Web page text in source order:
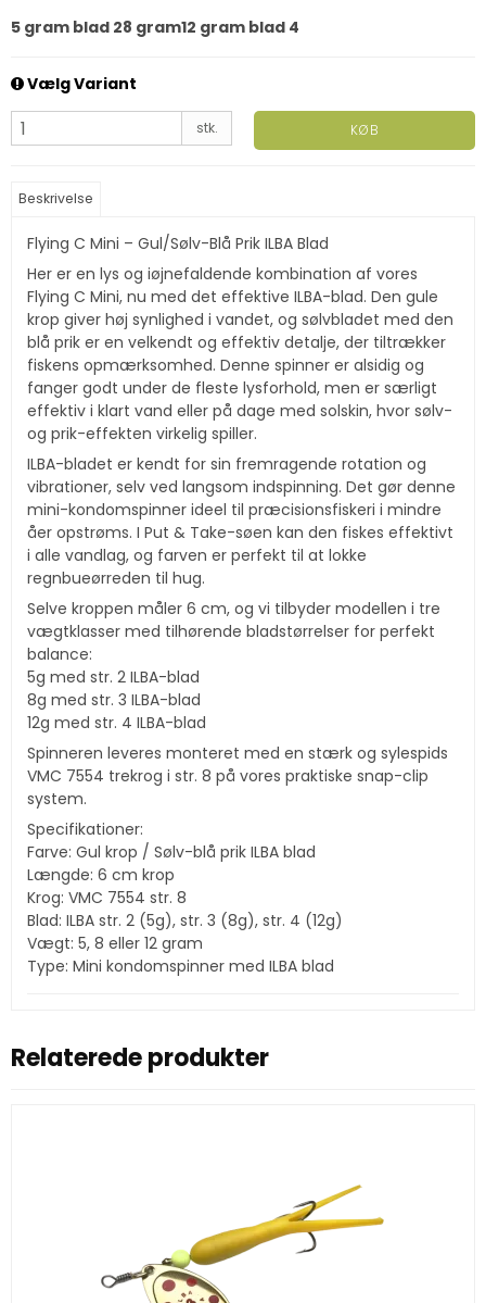
5 gram blad 28 gram12 gram blad 4
Vælg Variant
stk. KØB
Beskrivelse
Flying C Mini – Gul/Sølv-Blå Prik ILBA Blad
Her er en lys og iøjnefaldende kombination af vores
Flying C Mini, nu med det effektive ILBA-blad. Den gule
krop giver høj synlighed i vandet, og sølvbladet med den
blå prik er en velkendt og effektiv detalje, der tiltrækker
fiskens opmærksomhed. Denne spinner er alsidig og
fanger godt under de fleste lysforhold, men er særligt
effektiv i klart vand eller på dage med solskin, hvor sølv-
og prik-effekten virkelig spiller.
ILBA-bladet er kendt for sin fremragende rotation og
vibrationer, selv ved langsom indspinning. Det gør denne
mini-kondomspinner ideel til præcisionsfiskeri i mindre
åer opstrøms. I Put & Take-søen kan den fiskes effektivt
i alle vandlag, og farven er perfekt til at lokke
regnbueørreden til hug.
Selve kroppen måler 6 cm, og vi tilbyder modellen i tre
vægtklasser med tilhørende bladstørrelser for perfekt
balance:
5g med str. 2 ILBA-blad
8g med str. 3 ILBA-blad
12g med str. 4 ILBA-blad
Spinneren leveres monteret med en stærk og sylespids
VMC 7554 trekrog i str. 8 på vores praktiske snap-clip
system.
Specifikationer:
Farve: Gul krop / Sølv-blå prik ILBA blad
Længde: 6 cm krop
Krog: VMC 7554 str. 8
Blad: ILBA str. 2 (5g), str. 3 (8g), str. 4 (12g)
Vægt: 5, 8 eller 12 gram
Type: Mini kondomspinner med ILBA blad
Relaterede produkter